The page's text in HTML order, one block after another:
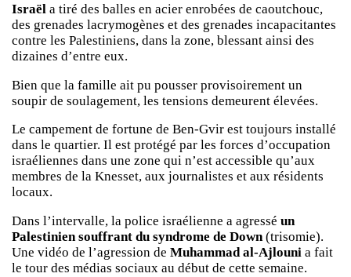
Israël a tiré des balles en acier enrobées de caoutchouc,
des grenades lacrymogènes et des grenades incapacitantes
contre les Palestiniens, dans la zone, blessant ainsi des
dizaines d’entre eux.
Bien que la famille ait pu pousser provisoirement un
soupir de soulagement, les tensions demeurent élevées.
Le campement de fortune de Ben-Gvir est toujours installé
dans le quartier. Il est protégé par les forces d’occupation
israéliennes dans une zone qui n’est accessible qu’aux
membres de la Knesset, aux journalistes et aux résidents
locaux.
Dans l’intervalle, la police israélienne a agressé un
Palestinien souffrant du syndrome de Down(trisomie).
Une vidéo de l’agression de Muhammad al-Ajlouni a fait
le tour des médias sociaux au début de cette semaine.